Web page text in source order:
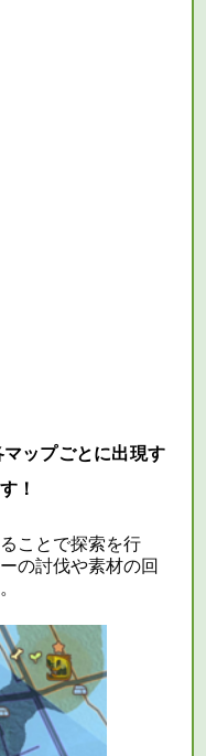
マップごとに出現す
！
ことで探索を行
の討伐や素材の回